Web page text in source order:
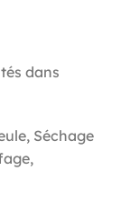
dans
Séchage